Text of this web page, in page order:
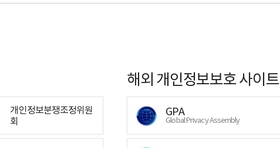
개인정보분쟁조정위원
회
해외 개인정보보호 사이트
GPA
Global Privacy Assembly